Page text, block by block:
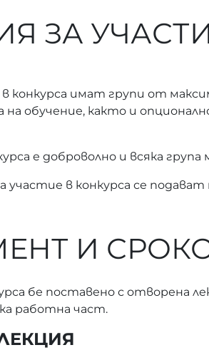
ЗА
в конкурса имат групи от
на обучение, както и
е доброволно и всяка
в конкурса се подават
И
бе поставено с отворена
работна част.